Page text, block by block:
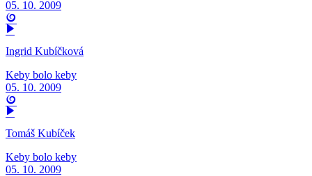
05. 10. 2009
Ingrid Kubíčková
Keby bolo keby
05. 10. 2009
Tomáš Kubíček
Keby bolo keby
05. 10. 2009